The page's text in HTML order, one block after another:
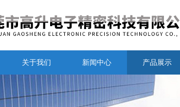
关于我们 新闻中心 产品展示